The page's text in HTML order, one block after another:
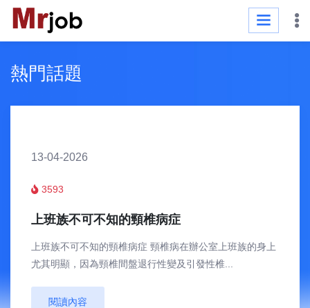
熱門話題
13-04-2026
3593
上班族不可不知的頸椎病症
上班族不可不知的頸椎病症 頸椎病在辦公室上班族的身上
尤其明顯，因為頸椎間盤退行性變及引發性椎...
閱讀內容